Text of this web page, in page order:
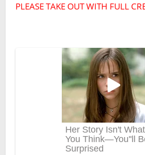
PLEASE TAKE OUT WITH FULL